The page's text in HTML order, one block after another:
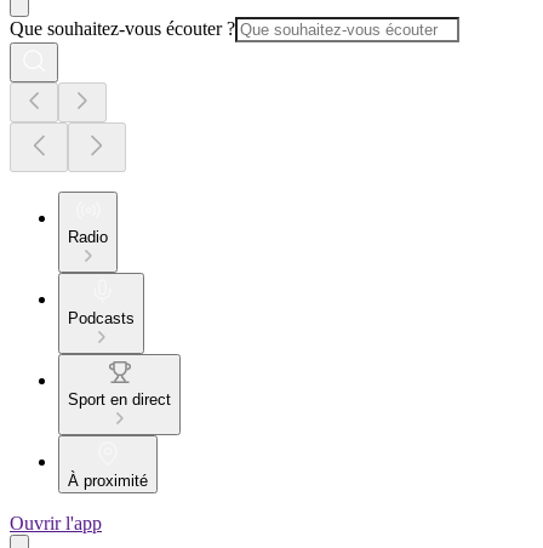
Que souhaitez-vous écouter ?
Radio
Podcasts
Sport en direct
À proximité
Ouvrir l'app